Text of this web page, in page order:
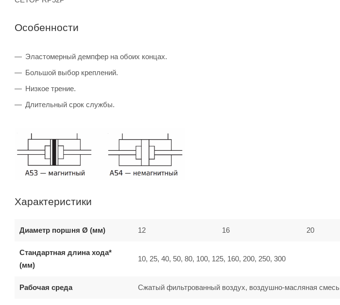
Особенности
Эластомерный демпфер на обоих концах.
Большой выбор креплений.
Низкое трение.
Длительный срок службы.
Характеристики
Диаметр поршня Ø (мм) 12 16 20
Стандартная длина хода*
(мм)
10, 25, 40, 50, 80, 100, 125, 160, 200, 250, 300
Рабочая среда Сжатый фильтрованный воздух, воздушно-масляная смесь